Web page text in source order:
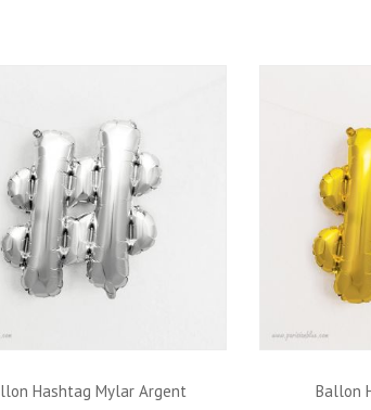
Hashtag Mylar Argent Ballon